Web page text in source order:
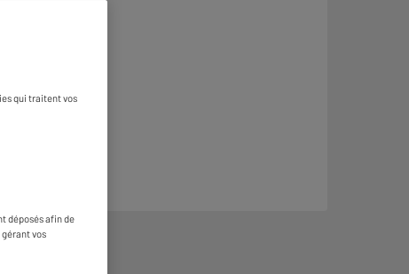
qui traitent vos
déposés afin de
vos